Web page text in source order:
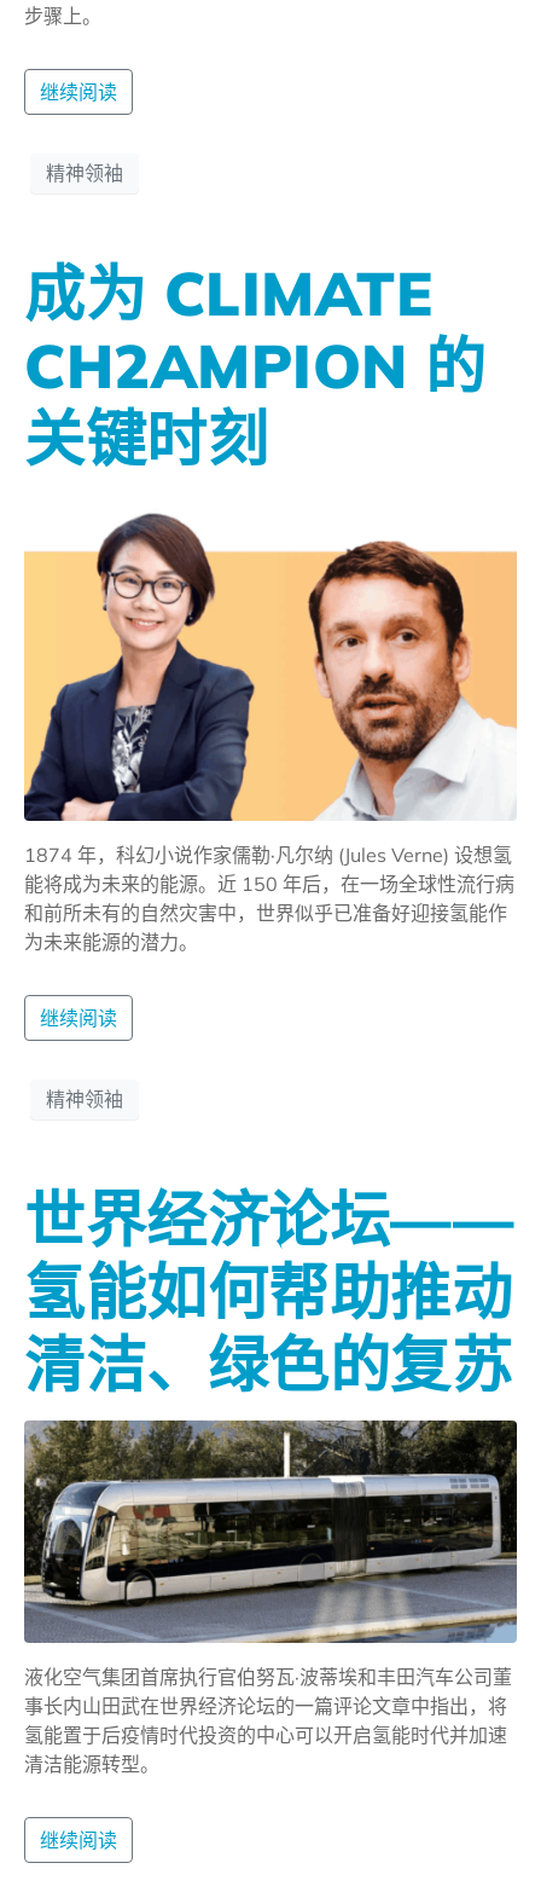
步骤上。
继续阅读
精神领袖
成为 CLIMATE
CH2AMPION 的
关键时刻
1874 年，科幻小说作家儒勒·凡尔纳 (Jules Verne) 设想氢
能将成为未来的能源。近 150 年后，在一场全球性流行病
和前所未有的自然灾害中，世界似乎已准备好迎接氢能作
为未来能源的潜力。
继续阅读
精神领袖
世界经济论坛——
氢能如何帮助推动
清洁、绿色的复苏
液化空气集团首席执行官伯努瓦·波蒂埃和丰田汽车公司董
事长内山田武在世界经济论坛的一篇评论文章中指出，将
氢能置于后疫情时代投资的中心可以开启氢能时代并加速
清洁能源转型。
继续阅读